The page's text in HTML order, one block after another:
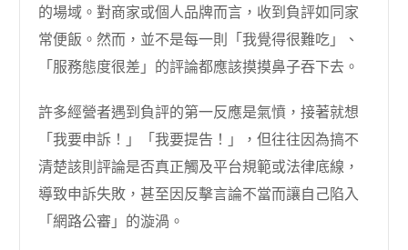
的場域。對商家或個人品牌而言，收到負評如同家
常便飯。然而，並不是每一則「我覺得很難吃」、
「服務態度很差」的評論都應該摸摸鼻子吞下去。
許多經營者遇到負評的第一反應是氣憤，接著就想
「我要申訴！」「我要提告！」，但往往因為搞不
清楚該則評論是否真正觸及平台規範或法律底線，
導致申訴失敗，甚至因反擊言論不當而讓自己陷入
「網路公審」的漩渦。